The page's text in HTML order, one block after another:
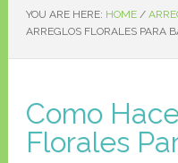
YOU ARE HERE: HOME /
ARREGLOS FLORALES PARA
Como
Florales